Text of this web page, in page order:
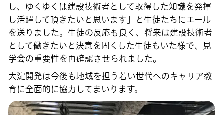
し、ゆくゆくは建設技術者として取得した知識を発揮
し活躍して頂きたいと思います」と生徒たちにエール
を送りました。生徒の反応も良く、 将来は建設技術者
として働きたいと決意を固くした生徒もいた様で、見
学会の重要性を再確認させられました。
大淀開発は今後も地域を担う若い世代へのキャリア教
育に全面的に協力してまいります。